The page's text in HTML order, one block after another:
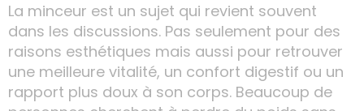
La minceur est un sujet qui revient souvent
dans les discussions. Pas seulement pour des
raisons esthétiques mais aussi pour retrouver
une meilleure vitalité, un confort digestif ou un
rapport plus doux à son corps. Beaucoup de